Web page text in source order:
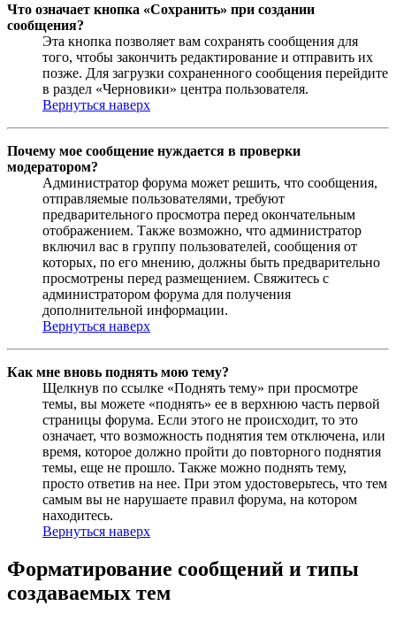
Что означает кнопка «Сохранить» при создании
сообщения?
Эта кнопка позволяет вам сохранять сообщения для
того, чтобы закончить редактирование и отправить их
позже. Для загрузки сохраненного сообщения перейдите
в раздел «Черновики» центра пользователя.
Вернуться наверх
Почему мое сообщение нуждается в проверки
модератором?
Администратор форума может решить, что сообщения,
отправляемые пользователями, требуют
предварительного просмотра перед окончательным
отображением. Также возможно, что администратор
включил вас в группу пользователей, сообщения от
которых, по его мнению, должны быть предварительно
просмотрены перед размещением. Свяжитесь с
администратором форума для получения
дополнительной информации.
Вернуться наверх
Как мне вновь поднять мою тему?
Щелкнув по ссылке «Поднять тему» при просмотре
темы, вы можете «поднять» ее в верхнюю часть первой
страницы форума. Если этого не происходит, то это
означает, что возможность поднятия тем отключена, или
время, которое должно пройти до повторного поднятия
темы, еще не прошло. Также можно поднять тему,
просто ответив на нее. При этом удостоверьтесь, что тем
самым вы не нарушаете правил форума, на котором
находитесь.
Вернуться наверх
Форматирование сообщений и типы
создаваемых тем